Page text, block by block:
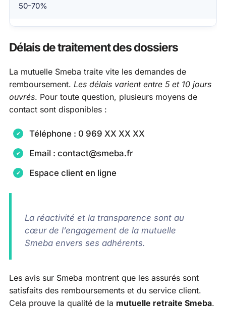
50-70%
Délais de traitement des dossiers
La mutuelle Smeba traite vite les demandes de
remboursement. Les délais varient entre 5 et 10 jours
ouvrés. Pour toute question, plusieurs moyens de
contact sont disponibles :
Téléphone : 0 969 XX XX XX
Email : contact@smeba.fr
Espace client en ligne
La réactivité et la transparence sont au
cœur de l’engagement de la mutuelle
Smeba envers ses adhérents.
Les avis sur Smeba montrent que les assurés sont
satisfaits des remboursements et du service client.
Cela prouve la qualité de la mutuelle retraite Smeba.